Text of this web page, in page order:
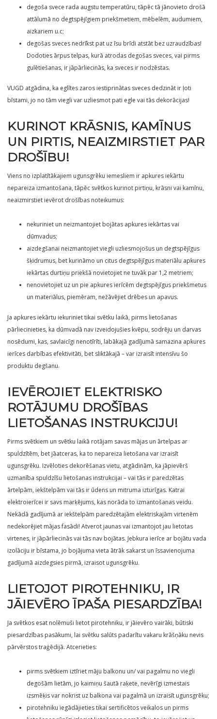
degoša svece rada augstu temperatūru, tāpēc tā jānovieto drošā
attālumā no degtspējīgiem priekšmetiem, mēbelēm, audumiem,
aizkariem u.c;
degošas sveces nedrīkst pat uz īsu brīdi atstāt bez uzraudzības!
Dodoties ārpus telpas, kurā atrodas degošas sveces, vai pirms
gulētiešanas, ir jāpārliecinās, ka sveces ir nodzēstas.
VUGD atgādina, ka eglītes zaros iestiprinātas sveces dedzināt ir ļoti
bīstami, jo no tām viegli var uzliesmot pati egle vai tās dekorācijas!
KURINOT KRĀSNIS, KAMĪNUS
UN PIRTIS, NEAIZMIRSTIET PAR
DROŠĪBU!
Viens no izplatītākajiem ugunsgrēku iemesliem ir apkures iekārtu
nepareiza izmantošana, tāpēc svētkos kurinot pirtiņu, krāsni vai kamīnu,
neaizmirstiet ievērot drošības noteikumus:
nekuriniet un neizmantojiet bojātas apkures iekārtas vai
dūmvadus;
aizdegšanai neizmantojiet viegli uzliesmojošus un degtspējīgus
šķidrumus, bet kurināmo un citus degtspējīgus materiālu apkures
iekārtas durtiņu priekšā novietojiet ne tuvāk par 1,2 metriem;
nenovietojiet uz un pie apkures ierīcēm degtspējīgus priekšmetus
un materiālus, piemēram, nežāvējiet drēbes un apavus.
Ja apkures iekārtu iekuriniet tikai svētku laikā, pirms lietošanas
pārliecinieties, ka dūmvadā nav izveidojušies kvēpu, sodrēju un darvas
nosēdumi, kas, savlaicīgi nenotīrīti, labākajā gadījumā samazina apkures
ierīces darbības efektivitāti, bet sliktākajā – var izraisīt intensīvu šo
produktu degšanu.
IEVĒROJIET ELEKTRISKO
ROTĀJUMU DROŠĪBAS
LIETOŠANAS INSTRUKCIJU!
Pirms svētkiem un svētku laikā rotājam savas mājas un ārtelpas ar
spuldzītēm, bet jāatceras, ka to nepareiza lietošana var izraisīt
ugunsgrēku. Izvēloties dekorēšanas vietu, atgādinām, ka jāpievērš
uzmanība spuldzīšu lietošanas instrukcijai – vai tās ir paredzētas
ārtelpām, iekštelpām vai tās ir ūdens un mitruma izturīgas. Katrai
elektroierīcei ir savs marķējums, kas norāda to izmantošanas veidu.
Nekādā gadījumā ar iekštelpām paredzētajām elektriskajām virtenēm
nedekorējiet mājas fasādi! Atverot jaunas vai izmantojot jau lietotas
virtenes, ir jāpārliecinās vai tās nav bojātas. Jebkura ierīce ar bojātu vada
izolāciju ir bīstama, jo bojājuma vieta ātrāk sakarst un īssavienojuma
gadījumā aizdegsies pirmā, izraisot ugunsgrēku.
LIETOJOT PIROTEHNIKU, IR
JĀIEVĒRO ĪPAŠA PIESARDZĪBA!
Ja svētkos esat nolēmuši lietot pirotehniku, ir jāievēro vairāki, būtiski
piesardzības pasākumi, lai svētku salūts padarītu vakaru krāšņāku nevis
pārvērstos traģēdijā. Atcerieties:
pirms svētkiem iztīriet māju balkonu un/ vai pagalmu no viegli
degošām lietām, jo kaimiņu šautā raķete, nevērīgi izmestais
izsmēķis var nokrist uz balkona vai pagalmā un izraisīt ugunsgrēku;
pirotehniku iegādājieties tikai sertificētos veikalos un pirms